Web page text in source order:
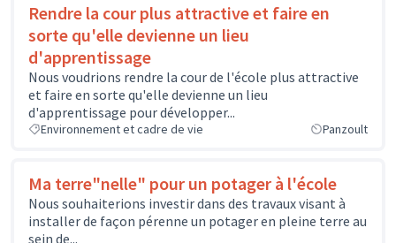
Rendre la cour plus attractive et faire en
sorte qu'elle devienne un lieu
d'apprentissage
Nous voudrions rendre la cour de l'école plus attractive
et faire en sorte qu'elle devienne un lieu
d'apprentissage pour développer...
Environnement et cadre de vie Panzoult
Ma terre"nelle" pour un potager à l'école
Nous souhaiterions investir dans des travaux visant à
installer de façon pérenne un potager en pleine terre au
sein de...